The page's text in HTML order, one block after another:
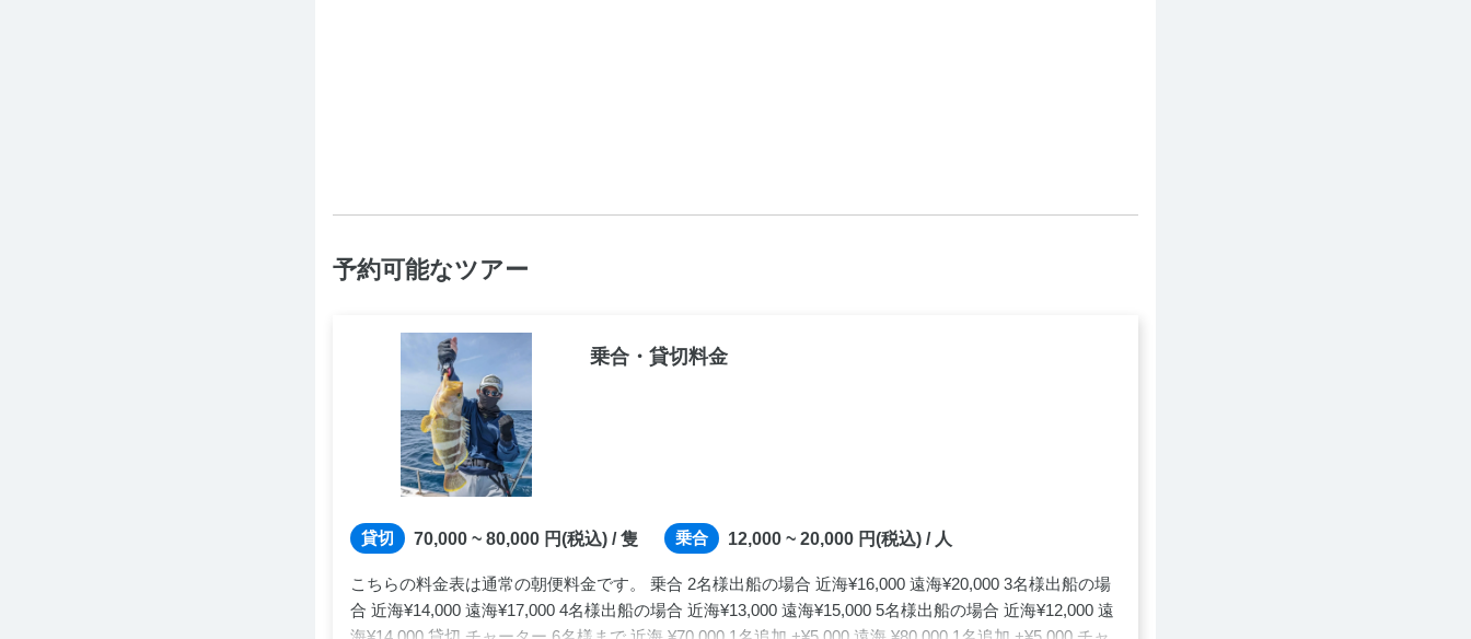
予約可能なツアー
乗合・貸切料金
貸切 70,000 ~ 80,000 円(税込) / 隻 乗合 12,000 ~ 20,000 円(税込) / 人
こちらの料金表は通常の朝便料金です。 乗合 2名様出船の場合 近海¥16,000 遠海¥20,000 3名様出船の場
合 近海¥14,000 遠海¥17,000 4名様出船の場合 近海¥13,000 遠海¥15,000 5名様出船の場合 近海¥12,000 遠